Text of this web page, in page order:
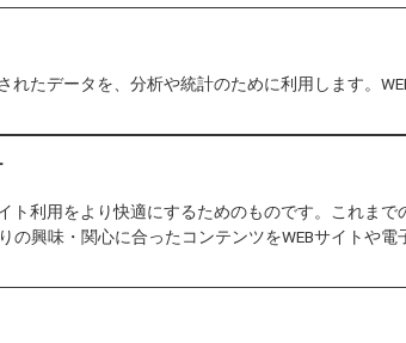
で「音楽会」という意味を持ち、音楽
ANA HONOLULU MUSIC WEEK」を
の交流人口を増加させると共に、文化
を一部ご紹介いたします。
行さんとの音楽教
れたデータを、分析や統計のために利用します。
ト利用をより快適にするためのものです。これまで
の興味・関心に合ったコンテンツをWEBサイトや電